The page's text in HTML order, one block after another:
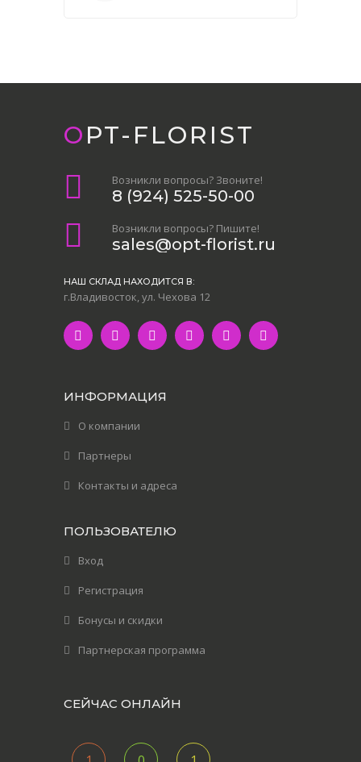
OPT-FLORIST
Возникли вопросы? Звоните!
8 (924) 525-50-00
Возникли вопросы? Пишите!
sales@opt-florist.ru
НАШ СКЛАД НАХОДИТСЯ В:
г.Владивосток, ул. Чехова 12
ИНФОРМАЦИЯ
О компании
Партнеры
Контакты и адреса
ПОЛЬЗОВАТЕЛЮ
Вход
Регистрация
Бонусы и скидки
Партнерская программа
СЕЙЧАС ОНЛАЙН